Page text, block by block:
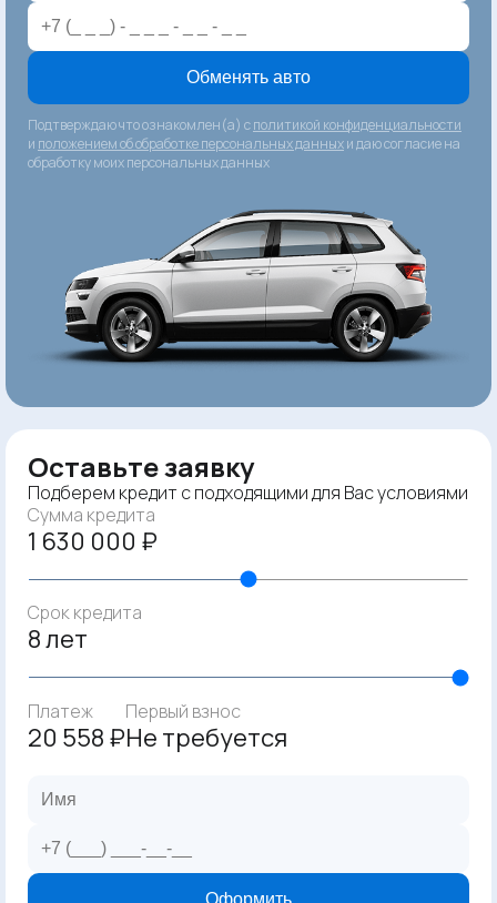
Обменять авто
Подтверждаю что ознакомлен(а) сполитикой конфиденциальности
и положением об обработке персональных данныхи даю согласие на
обработку моих персональных данных
Оставьте заявку
Подберем кредит с подходящими для Вас условиями
Сумма кредита
1 630 000 ₽
Срок кредита
8 лет
Платеж
20 558 ₽
Первый взнос
Не требуется
Оформить